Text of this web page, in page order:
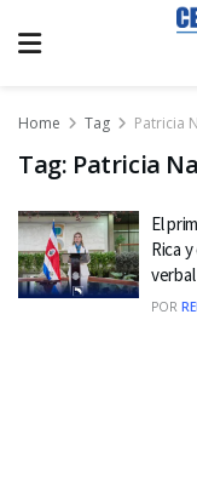
Home Tag Patricia
Tag: Patricia
El
Rica
verbal
POR